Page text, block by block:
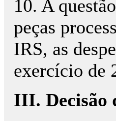
10. A
peças
IRS, as
exercício de
III. Decisão